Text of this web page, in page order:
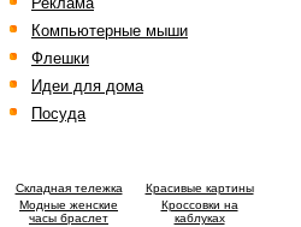
Компьютерные мыши
Флешки
Идеи для дома
Посуда
Cкладная тележка
Красивые картины
Модные женские
часы браслет
Кроссовки на
каблуках